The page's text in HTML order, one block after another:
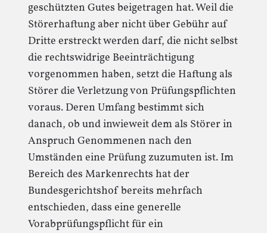
geschützten Gutes beigetragen hat. Weil die
Störerhaftung aber nicht über Gebühr auf
Dritte erstreckt werden darf, die nicht selbst
die rechtswidrige Beeinträchtigung
vorgenommen haben, setzt die Haftung als
Störer die Verletzung von Prüfungspflichten
voraus. Deren Umfang bestimmt sich
danach, ob und inwieweit dem als Störer in
Anspruch Genommenen nach den
Umständen eine Prüfung zuzumuten ist. Im
Bereich des Markenrechts hat der
Bundesgerichtshof bereits mehrfach
entschieden, dass eine generelle
Vorabprüfungspflicht für ein